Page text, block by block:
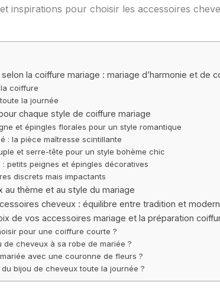
inspirations pour choisir les accessoires
la coiffure mariage : mariage d’harmonie et de
coiffure
la journée
chaque style de coiffure mariage
et épingles florales pour un style romantique
: la pièce maîtresse scintillante
et serre-tête pour un style bohème chic
petits peignes et épingles décoratives
discrets mais impactants
thème et au style du mariage
cheveux : équilibre entre tradition et
de vos accessoires mariage et la préparation
pour une coiffure courte ?
de cheveux à sa robe de mariée ?
avec une couronne de fleurs ?
bijou de cheveux toute la journée ?